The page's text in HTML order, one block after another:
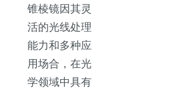
锥棱镜因其灵
活的光线处理
能力和多种应
用场合，在光
学领域中具有